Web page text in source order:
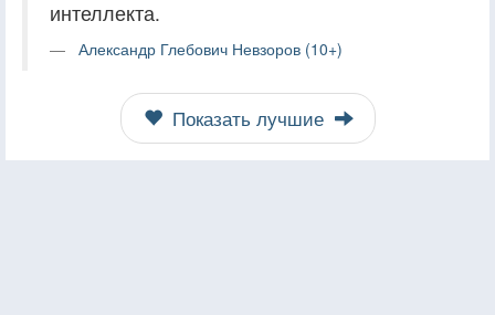
интеллекта.
Александр Глебович Невзоров (10+)
Показать лучшие